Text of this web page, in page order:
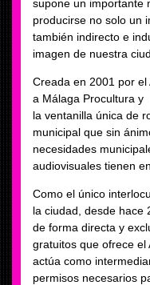
supone un importante
producirse no solo un
también indirecto e
imagen de nuestra
Creada en 2001 por
a Málaga Procultura y
la ventanilla única de
municipal que sin
necesidades
audiovisuales tienen
Como el único
la ciudad, desde hace
de forma directa y
gratuitos que ofrece el
actúa como
permisos necesarios